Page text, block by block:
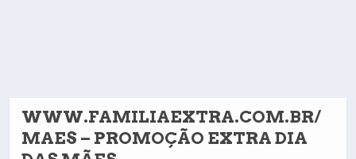
WWW.FAMILIAEXTRA.COM.BR/
MAES – PROMOÇÃO EXTRA DIA